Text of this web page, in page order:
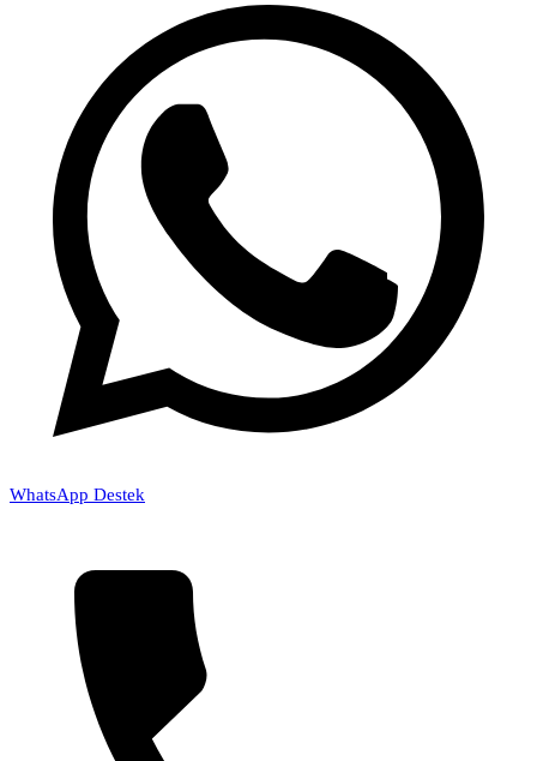
WhatsApp Destek